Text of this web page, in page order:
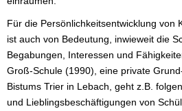
Für die Persönlichkeitsentwicklung von
ist auch von Bedeutung, inwieweit die
Begabungen, Interessen und
Groß-Schule (1990), eine private
Bistums Trier in Lebach, geht z.B.
und Lieblingsbeschäftigungen von